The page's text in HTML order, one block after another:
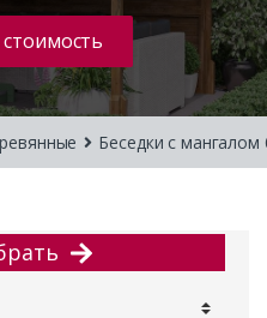
стоимость
Беседки с